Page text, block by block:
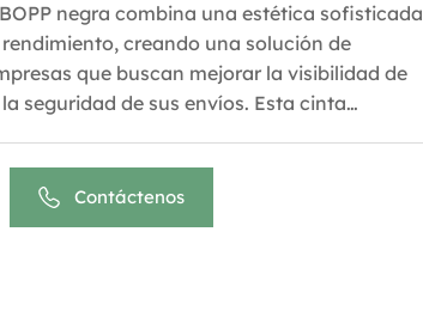
negra combina una estética sofisticada
creando una solución de
que buscan mejorar la visibilidad de
seguridad de sus envíos. Esta cinta
personalizados y mensajes de marca,
en una publicidad móvil para su
Contáctenos